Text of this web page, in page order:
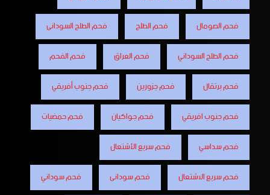
فحم الصومال
فحم الطلح
فحم الطلح السودانى
فحم الطلح السوداني
فحم العراق
فحم الفحم
فحم برتقال
فحم جزورين
فحم جنوب أفريقي
فحم جنوب افريقي
فحم جواكيان
فحم حمضيات
فحم سداسي
فحم سريع الأشتعال
فحم سريع الاشتعال
فحم سودانى
فحم سوداني